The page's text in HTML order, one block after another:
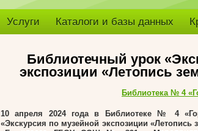
Услуги Каталоги и базы данных
Библиотечный урок
экспозиции «Летопись
Библиотека № 4
10 апреля 2024 года в Библиотеке № 4
«Экскурсия по музейной экспозиции